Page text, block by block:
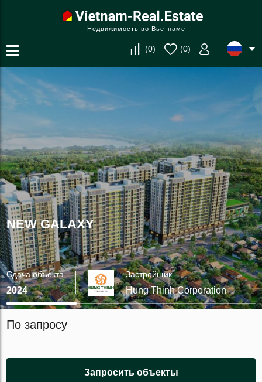
Недвижимость во Вьетнаме
(0) (0)
NEW GALAXY
Сдача объекта
2024
Застройщик
Hung Thinh Corporation
По запросу
Запросить объекты